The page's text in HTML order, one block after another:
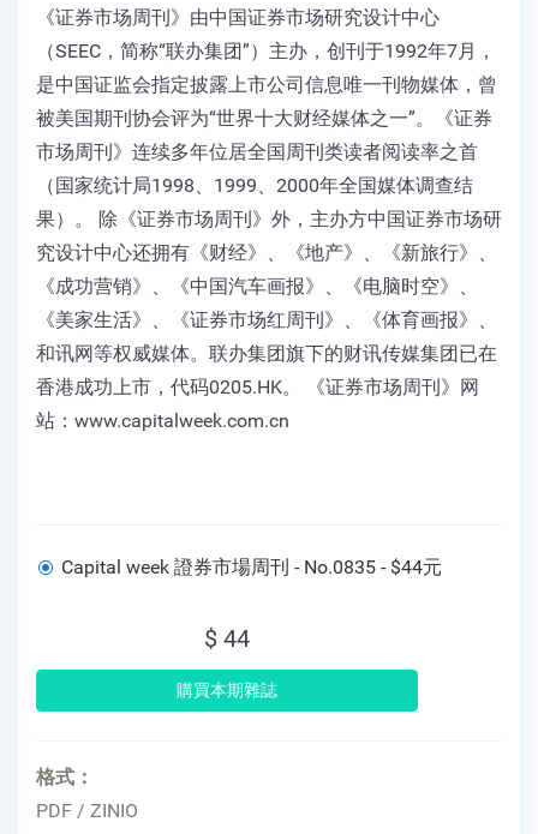
《证券市场周刊》由中国证券市场研究设计中心
（SEEC，简称“联办集团”）主办，创刊于1992年7月，
是中国证监会指定披露上市公司信息唯一刊物媒体，曾
被美国期刊协会评为“世界十大财经媒体之一”。《证券
市场周刊》连续多年位居全国周刊类读者阅读率之首
（国家统计局1998、1999、2000年全国媒体调查结
果）。 除《证券市场周刊》外，主办方中国证券市场研
究设计中心还拥有《财经》、《地产》、《新旅行》、
《成功营销》、《中国汽车画报》、《电脑时空》、
《美家生活》、《证券市场红周刊》、《体育画报》、
和讯网等权威媒体。联办集团旗下的财讯传媒集团已在
香港成功上市，代码0205.HK。 《证券市场周刊》网
站：www.capitalweek.com.cn
Capital week 證券市場周刊 - No.0835 - $44元
$ 44
格式：
PDF / ZINIO